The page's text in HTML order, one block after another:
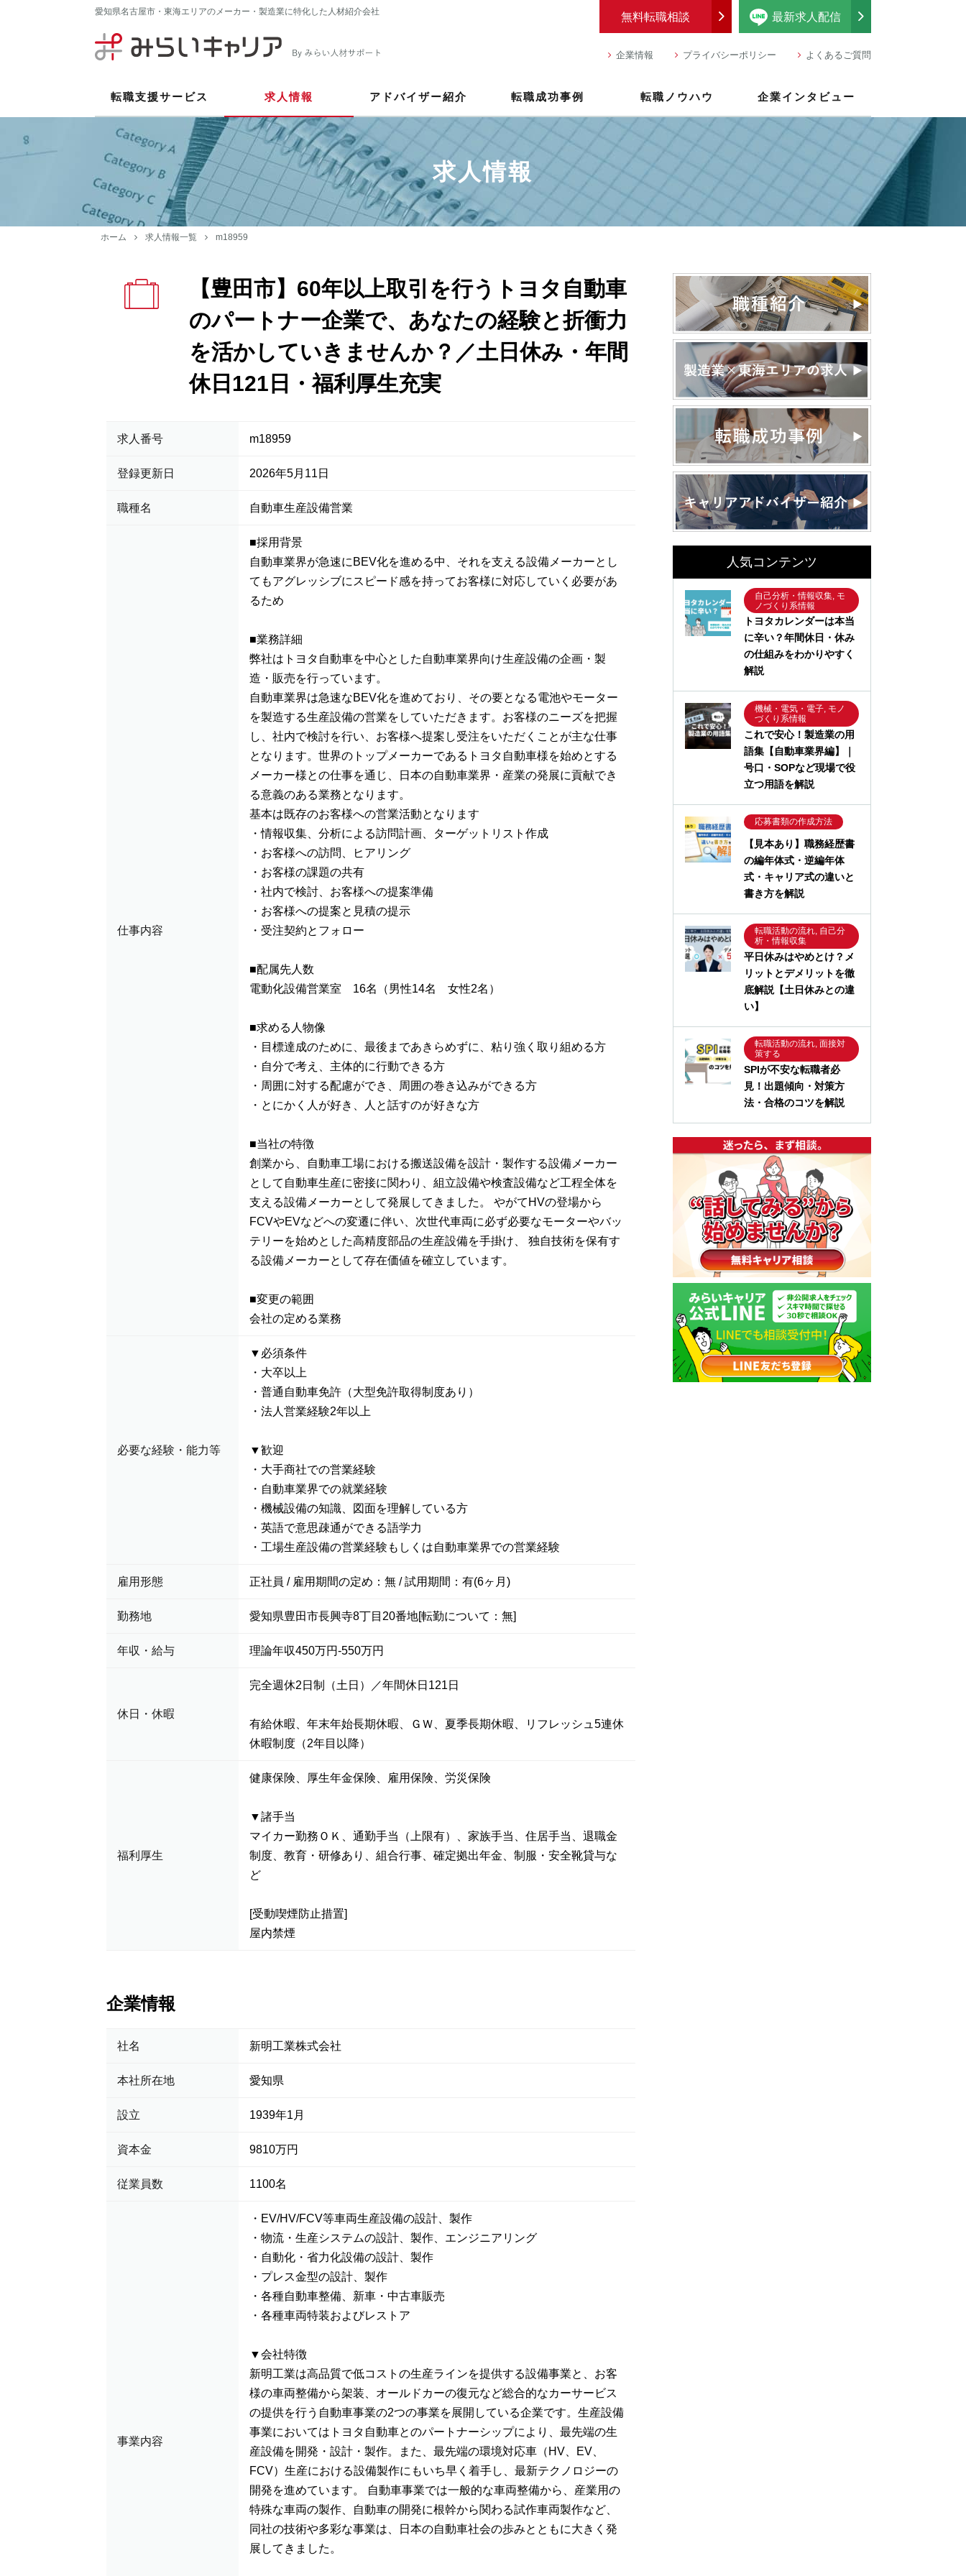
愛知県名古屋市・東海エリアのメーカー・製造業に特化した人材紹介会社 最新求人配信
無料転職相談
企業情報 プライバシーポリシー よくあるご質問
転職支援サービス 求人情報 アドバイザー紹介 転職成功事例 転職ノウハウ 企業インタビュー
求人情報
ホーム 求人情報一覧 m18959
【豊田市】60年以上取引を行うトヨタ自動車
のパートナー企業で、あなたの経験と折衝力
を活かしていきませんか？／土日休み・年間
休日121日・福利厚生充実
求人番号 m18959
登録更新日 2026年5月11日
職種名 自動車生産設備営業
仕事内容
■採用背景
自動車業界が急速にBEV化を進める中、それを支える設備メーカーとし
てもアグレッシブにスピード感を持ってお客様に対応していく必要があ
るため
■業務詳細
弊社はトヨタ自動車を中心とした自動車業界向け生産設備の企画・製
造・販売を行っています。
自動車業界は急速なBEV化を進めており、その要となる電池やモーター
を製造する生産設備の営業をしていただきます。お客様のニーズを把握
し、社内で検討を行い、お客様へ提案し受注をいただくことが主な仕事
となります。世界のトップメーカーであるトヨタ自動車様を始めとする
メーカー様との仕事を通じ、日本の自動車業界・産業の発展に貢献でき
る意義のある業務となります。
基本は既存のお客様への営業活動となります
・情報収集、分析による訪問計画、ターゲットリスト作成
・お客様への訪問、ヒアリング
・お客様の課題の共有
・社内で検討、お客様への提案準備
・お客様への提案と見積の提示
・受注契約とフォロー
■配属先人数
電動化設備営業室 16名（男性14名 女性2名）
■求める人物像
・目標達成のために、最後まであきらめずに、粘り強く取り組める方
・自分で考え、主体的に行動できる方
・周囲に対する配慮ができ、周囲の巻き込みができる方
・とにかく人が好き、人と話すのが好きな方
■当社の特徴
創業から、自動車工場における搬送設備を設計・製作する設備メーカー
として自動車生産に密接に関わり、組立設備や検査設備など工程全体を
支える設備メーカーとして発展してきました。 やがてHVの登場から
FCVやEVなどへの変遷に伴い、次世代車両に必ず必要なモーターやバッ
テリーを始めとした高精度部品の生産設備を手掛け、 独自技術を保有す
る設備メーカーとして存在価値を確立しています。
■変更の範囲
会社の定める業務
必要な経験・能力等
▼必須条件
・大卒以上
・普通自動車免許（大型免許取得制度あり）
・法人営業経験2年以上
▼歓迎
・大手商社での営業経験
・自動車業界での就業経験
・機械設備の知識、図面を理解している方
・英語で意思疎通ができる語学力
・工場生産設備の営業経験もしくは自動車業界での営業経験
雇用形態 正社員 / 雇用期間の定め：無 / 試用期間：有(6ヶ月)
勤務地 愛知県豊田市長興寺8丁目20番地[転勤について：無]
年収・給与 理論年収450万円-550万円
休日・休暇
完全週休2日制（土日）／年間休日121日
有給休暇、年末年始長期休暇、ＧＷ、夏季長期休暇、リフレッシュ5連休
休暇制度（2年目以降）
福利厚生
健康保険、厚生年金保険、雇用保険、労災保険
▼諸手当
マイカー勤務ＯＫ、通勤手当（上限有）、家族手当、住居手当、退職金
制度、教育・研修あり、組合行事、確定拠出年金、制服・安全靴貸与な
ど
[受動喫煙防止措置]
屋内禁煙
企業情報
社名 新明工業株式会社
本社所在地 愛知県
設立 1939年1月
資本金 9810万円
従業員数 1100名
事業内容
・EV/HV/FCV等車両生産設備の設計、製作
・物流・生産システムの設計、製作、エンジニアリング
・自動化・省力化設備の設計、製作
・プレス金型の設計、製作
・各種自動車整備、新車・中古車販売
・各種車両特装およびレストア
▼会社特徴
新明工業は高品質で低コストの生産ラインを提供する設備事業と、お客
様の車両整備から架装、オールドカーの復元など総合的なカーサービス
の提供を行う自動車事業の2つの事業を展開している企業です。生産設備
事業においてはトヨタ自動車とのパートナーシップにより、最先端の生
産設備を開発・設計・製作。また、最先端の環境対応車（HV、EV、
FCV）生産における設備製作にもいち早く着手し、最新テクノロジーの
開発を進めています。 自動車事業では一般的な車両整備から、産業用の
特殊な車両の製作、自動車の開発に根幹から関わる試作車両製作など、
同社の技術や多彩な事業は、日本の自動車社会の歩みとともに大きく発
展してきました。
人気コンテンツ
自己分析・情報収集, モ
ノづくり系情報
トヨタカレンダーは本当
に辛い？年間休日・休み
の仕組みをわかりやすく
解説
機械・電気・電子, モノ
づくり系情報
これで安心！製造業の用
語集【自動車業界編】｜
号口・SOPなど現場で役
立つ用語を解説
応募書類の作成方法
【見本あり】職務経歴書
の編年体式・逆編年体
式・キャリア式の違いと
書き方を解説
転職活動の流れ, 自己分
析・情報収集
平日休みはやめとけ？メ
リットとデメリットを徹
底解説【土日休みとの違
い】
転職活動の流れ, 面接対
策する
SPIが不安な転職者必
見！出題傾向・対策方
法・合格のコツを解説